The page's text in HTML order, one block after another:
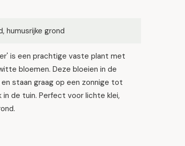
humusrijke grond
is een prachtige vaste plant met
bloemen. Deze bloeien in de
en staan graag op een zonnige tot
in de tuin. Perfect voor lichte klei,